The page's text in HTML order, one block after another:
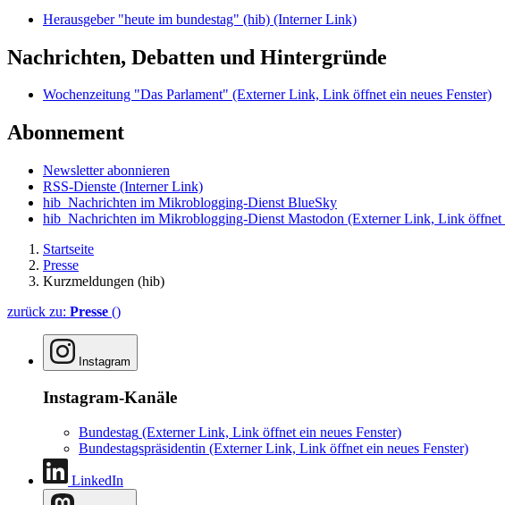
Herausgeber "heute im bundestag" (hib) (Interner Link)
Nachrichten, Debatten und Hintergründe
Wochenzeitung "Das Parlament" (Externer Link, Link öffnet ein neues Fenster)
Abonnement
Newsletter abonnieren
RSS-Dienste (Interner Link)
hib_Nachrichten im Mikroblogging-Dienst BlueSky
hib_Nachrichten im Mikroblogging-Dienst Mastodon (Externer Link, Link öffnet
Startseite
Presse
Kurzmeldungen (hib)
zurück zu: Presse ()
Instagram
Instagram-Kanäle
Bundestag (Externer Link, Link öffnet ein neues Fenster)
Bundestagspräsidentin (Externer Link, Link öffnet ein neues Fenster)
LinkedIn